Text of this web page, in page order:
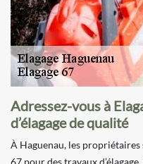
Adressez-vous à
d’élagage de qualité
À Haguenau, les propriétaires
67 pour des travaux